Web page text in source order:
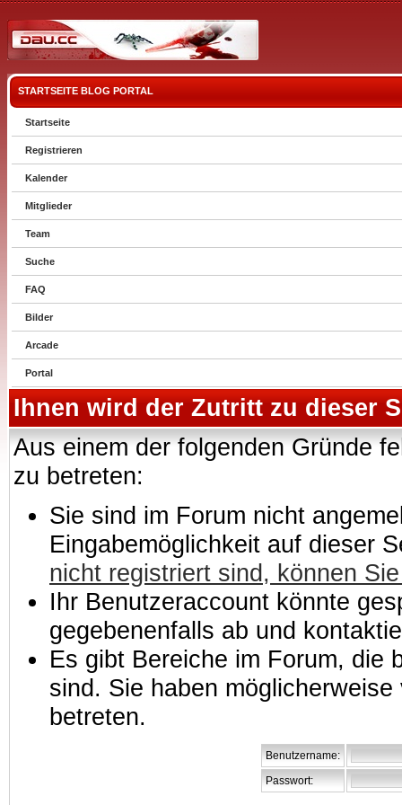
STARTSEITE BLOG PORTAL
Startseite
Registrieren
Kalender
Mitglieder
Team
Suche
FAQ
Bilder
Arcade
Portal
Ihnen wird der Zutritt zu dieser
Aus einem der folgenden Gründe
zu betreten:
Sie sind im Forum nicht
Eingabemöglichkeit auf dieser
nicht registriert sind, können
Ihr Benutzeraccount könnte
gegebenenfalls ab und
Es gibt Bereiche im Forum, die
sind. Sie haben
betreten.
Benutzername:
Passwort: